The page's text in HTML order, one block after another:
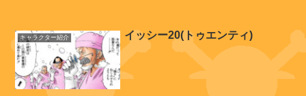
ヴ
ィ
オ
ラ
キャラクター紹介 イッシー20(トゥエンティ)